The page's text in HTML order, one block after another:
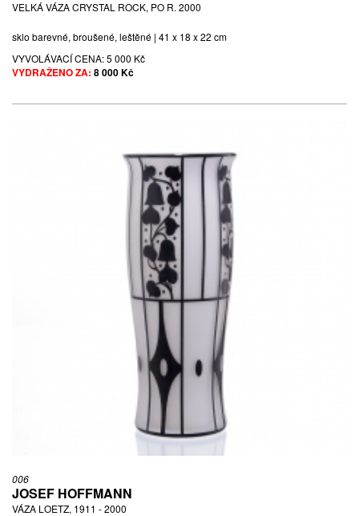
VELKÁ VÁZA CRYSTAL ROCK, PO R. 2000
sklo barevné, broušené, leštěné | 41 x 18 x 22 cm
VYVOLÁVACÍ CENA:5 000 Kč
VYDRAŽENO ZA: 8 000 Kč
006
JOSEF HOFFMANN
VÁZA LOETZ, 1911 - 2000